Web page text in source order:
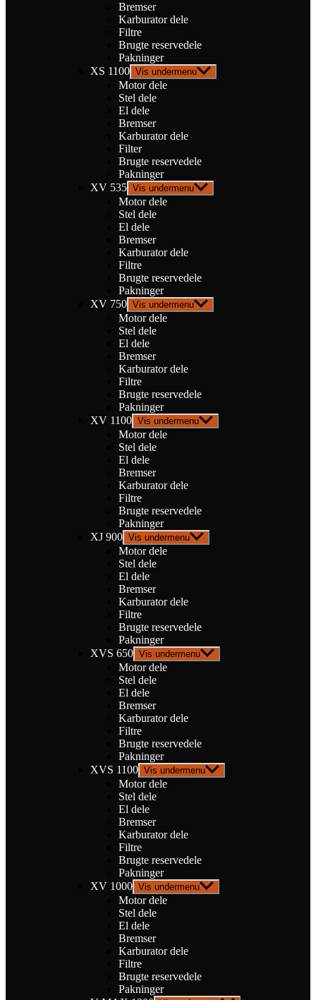
Bremser
Karburator dele
Filtre
Brugte reservedele
Pakninger
XS 1100 Vis undermenu
Motor dele
Stel dele
El dele
Bremser
Karburator dele
Filter
Brugte reservedele
Pakninger
XV 535 Vis undermenu
Motor dele
Stel dele
El dele
Bremser
Karburator dele
Filtre
Brugte reservedele
Pakninger
XV 750 Vis undermenu
Motor dele
Stel dele
El dele
Bremser
Karburator dele
Filtre
Brugte reservedele
Pakninger
XV 1100 Vis undermenu
Motor dele
Stel dele
El dele
Bremser
Karburator dele
Filtre
Brugte reservedele
Pakninger
XJ 900 Vis undermenu
Motor dele
Stel dele
El dele
Bremser
Karburator dele
Filtre
Brugte reservedele
Pakninger
XVS 650 Vis undermenu
Motor dele
Stel dele
El dele
Bremser
Karburator dele
Filtre
Brugte reservedele
Pakninger
XVS 1100 Vis undermenu
Motor dele
Stel dele
El dele
Bremser
Karburator dele
Filtre
Brugte reservedele
Pakninger
XV 1000 Vis undermenu
Motor dele
Stel dele
El dele
Bremser
Karburator dele
Filtre
Brugte reservedele
Pakninger